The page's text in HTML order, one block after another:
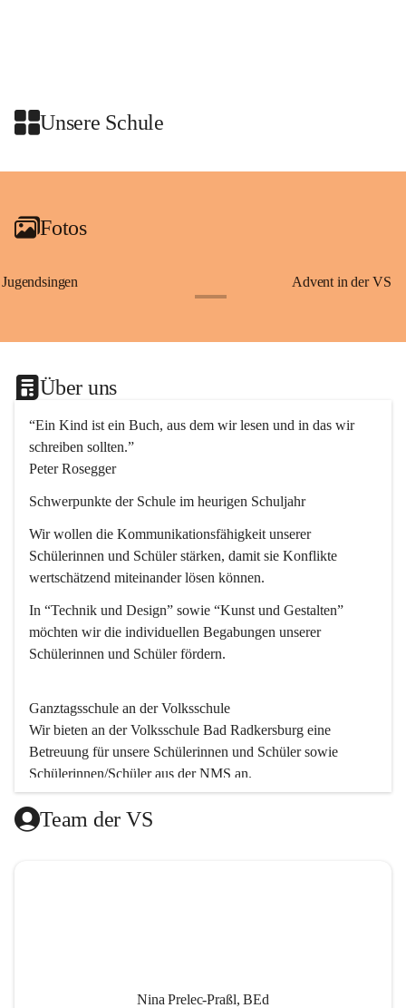
Unsere Schule
+2
Fotos
Jugendsingen Advent in der VS
Über uns
“Ein Kind ist ein Buch, aus dem wir lesen und in das wir
schreiben sollten.”
Peter Rosegger
Schwerpunkte der Schule im heurigen Schuljahr
Wir wollen die Kommunikationsfähigkeit unserer
Schülerinnen und Schüler stärken, damit sie Konflikte
wertschätzend miteinander lösen können.
In “Technik und Design” sowie “Kunst und Gestalten”
möchten wir die individuellen Begabungen unserer
Schülerinnen und Schüler fördern.
Ganztagsschule an der Volksschule
Wir bieten an der Volksschule Bad Radkersburg eine
Betreuung für unsere Schülerinnen und Schüler sowie
Schülerinnen/Schüler aus der NMS an.
Der Betreuungsteil startet um 11.45 und endet um 17.30.
freitags von 13.00 bis 13.50 statt.
Team der VS
Nina Prelec-Praßl, BEd